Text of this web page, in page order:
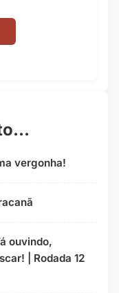
vergonha!
ouvindo,
| Rodada 12